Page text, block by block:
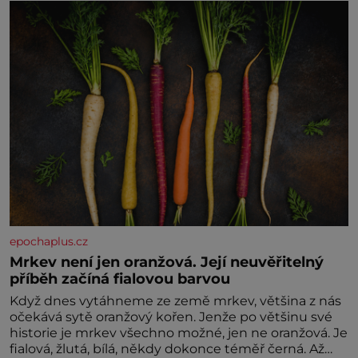
nesvědčilo, brzy jsme zjistili, že
epochaplus.cz
Mrkev není jen oranžová. Její neuvěřitelný
příběh začíná fialovou barvou
Když dnes vytáhneme ze země mrkev, většina z nás
očekává sytě oranžový kořen. Jenže po většinu své
historie je mrkev všechno možné, jen ne oranžová. Je
fialová, žlutá, bílá, někdy dokonce téměř černá. Až